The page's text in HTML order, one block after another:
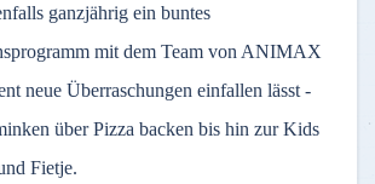
ganzjährig ein buntes
mit dem Team von ANIMAX
neue Überraschungen einfallen lässt -
über Pizza backen bis hin zur Kids
Fietje.